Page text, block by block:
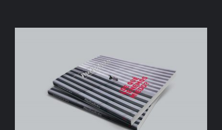
AÑADIR AL CARRITO / DETALLES